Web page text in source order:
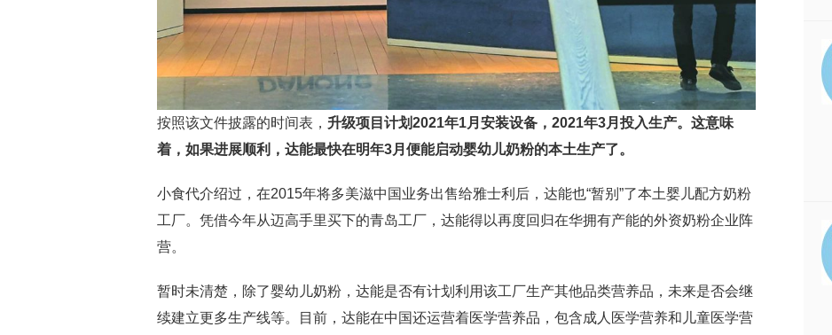
按照该文件披露的时间表， 升级项目计划2021年1月安装设备，2021年3月投入生产。 这意味
着，如果进展顺利，达能最快在明年3月便能启动婴幼儿奶粉的本土生产了。
小食代介绍过，在2015年将多美滋中国业务出售给雅士利后，达能也“暂别”了本土婴儿配方奶粉
工厂。凭借今年从迈高手里买下的青岛工厂，达能得以再度回归在华拥有产能的外资奶粉企业阵
营。
暂时未清楚，除了婴幼儿奶粉，达能是否有计划利用该工厂生产其他品类营养品，未来是否会继
续建立更多生产线等。目前，达能在中国还运营着医学营养品，包含成人医学营养和儿童医学营